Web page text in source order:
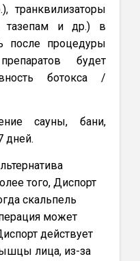
транквилизаторы
тазепам и др.) в
после процедуры
будет
ботокса /
сауны, бани,
дней.
того, Диспорт
скальпель
может
действует
лица, из-за